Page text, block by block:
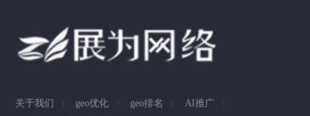
关于我们 geo优化 geo排名
AI推广